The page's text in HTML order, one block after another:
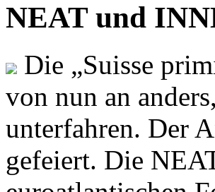
NEAT und
Die „Suisse
von nun an
unterfahren. Der
gefeiert. Die